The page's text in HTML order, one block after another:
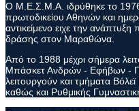
Ο Μ.Ε.Σ.Μ.Α. ιδρύθηκε το
πρωτοδικείου Αθηνών και
αντικείμενο ειχε την ανάπτυξη
δράσης στον Μαραθώνα.
Από το 1988 μέχρι σήμερα
Μπάσκετ Ανδρών - Εφήβων -
λειτουργούν και τμήματα
καθώς και Ρυθμικής